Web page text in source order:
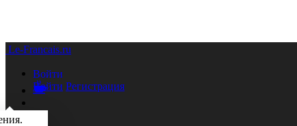
Le-Francais.ru
Войти
Войти Регистрация